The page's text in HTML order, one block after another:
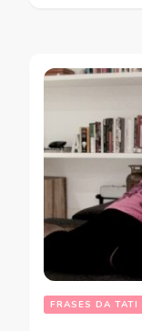
FRASES DA TATI